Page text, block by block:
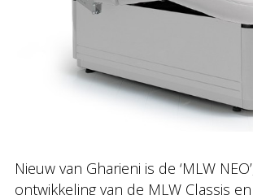
Nieuw van Gharieni is de ‘MLW
ontwikkeling van de MLW Classis